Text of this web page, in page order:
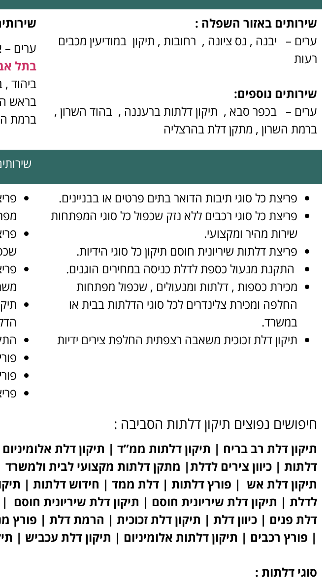
שירותים באזור השפלה :
ערים – יבנה , נס ציונה , רחובות , תיקון במודיעין מכבים
רעות
שירותים נוספים:
ערים – בכפר סבא , תיקון דלתות ברעננה , בהוד השרון ,
ברמת השרון , מתקן דלת בהרצליה
ערים –
בתל
ביהוד
בראש
ברמת
פריצת כל סוגי תיבות הדואר בתים פרטים או בבניינים.
פריצת כל סוגי רכבים ללא נזק שכפול כל סוגי המפתחות
שירות מהיר ומקצועי.
פריצת דלתות שיריונית חוסם תיקון כל סוגי הידיות.
התקנת מנעול כספת לדלת כניסה במחירים הוגנים.
מכירת כספות , דלתות ומנעולים , שכפול מפתחות
החלפה ומכירת צלינדרים לכל סוגי הדלתות בבית או
במשרד.
תיקון דלת זכוכית משאבה רצפתית החלפת צירים ידיות
חיפושים נפוצים תיקון דלתות הסביבה :
תיקון דלת רב בריח | תיקון דלתות ממ”ד | תיקון דלת
דלתות | כיוון צירים לדלת| מתקן דלתות מקצועי לבית ולמשרד
תיקון דלת אש | פורץ דלתות | דלת ממד | חידוש דלתות |
לדלת | תיקון דלת שיריונית חוסם | תיקון דלת שיריונית
דלת פנים | כיוון דלת | תיקון דלת זכוכית | הרמת דלת |
| פורץ רכבים | תיקון דלתות אלומיניום | תיקון דלת עכביש |
סוגי דלתות :